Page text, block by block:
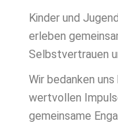
Kinder und
erleben
Selbstvertrauen
Wir bedanken
wertvollen
gemeinsame